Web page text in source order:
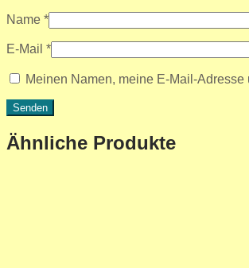
Name *
E-Mail *
Meinen Namen, meine E-Mail-
Ähnliche Produkte